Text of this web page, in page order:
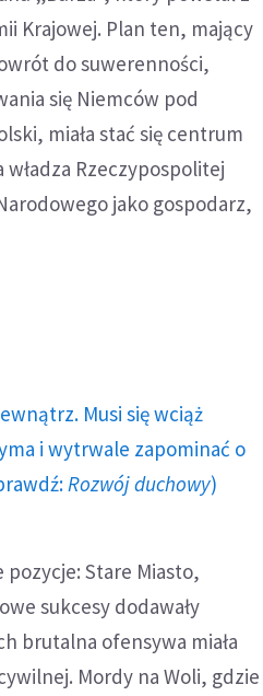
Krajowej. Plan ten, mający
do suwerenności,
się Niemców pod
miała stać się centrum
Rzeczypospolitej
jako gospodarz,
Musi się wciąż
i wytrwale zapominać o
Rozwój duchowy)
Stare Miasto,
sukcesy dodawały
brutalna ofensywa miała
Mordy na Woli, gdzie